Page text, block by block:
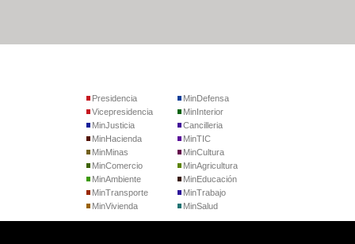
Presidencia
Vicepresidencia
MinJusticia
MinDefensa
MinInterior
Cancilleria
MinHacienda
MinMinas
MinComercio
MinTIC
MinCultura
MinAgricultura
MinAmbiente
MinTransporte
MinVivienda
MinEducación
MinTrabajo
MinSalud